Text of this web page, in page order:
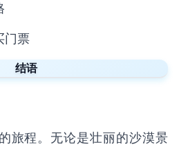
门票
结语
旅程。无论是壮丽的沙漠景